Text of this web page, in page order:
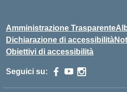
Amministrazione Trasparente
Dichiarazione di accessibilità
Obiettivi di accessibilità
Seguici su: